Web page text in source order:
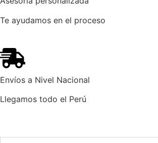
Te ayudamos en el proceso
Envíos a Nivel Nacional
Llegamos todo el Perú